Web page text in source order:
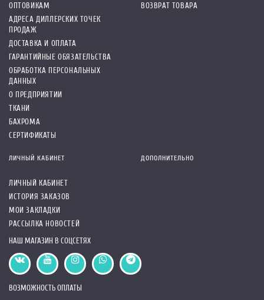
ОПТОВИКАМ
АДРЕСА ДИЛЛЕРСКИХ ТОЧЕК
ПРОДАЖ
ДОСТАВКА И ОПЛАТА
ГАРАНТИЙНЫЕ ОБЯЗАТЕЛЬСТВА
ОБРАБОТКА ПЕРСОНАЛЬНЫХ
ДАННЫХ
О ПРЕДПРИЯТИИ
ТКАНИ
БАХРОМА
СЕРТИФИКАТЫ
ВОЗВРАТ ТОВАРА
ЛИЧНЫЙ КАБИНЕТ
ЛИЧНЫЙ КАБИНЕТ
ИСТОРИЯ ЗАКАЗОВ
МОИ ЗАКЛАДКИ
РАССЫЛКА НОВОСТЕЙ
ДОПОЛНИТЕЛЬНО
НАШ МАГАЗИН В СОЦСЕТЯХ
ВОЗМОЖНОСТЬ ОПЛАТЫ